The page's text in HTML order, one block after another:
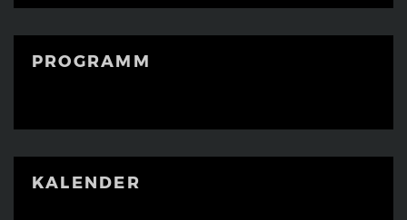
PROGRAMM
KALENDER